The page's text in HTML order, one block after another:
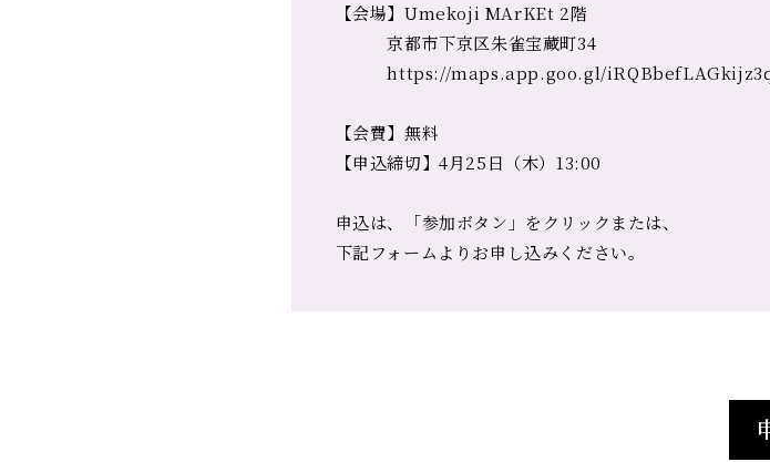
【会場】Umekoji MArKEt 2階
京都市下京区朱雀宝蔵町34
https://maps.app.goo.gl/
【会費】無料
【申込締切】4月25日（木）13:00
申込は、「参加ボタン」をクリックまたは、
下記フォームよりお申し込みください。